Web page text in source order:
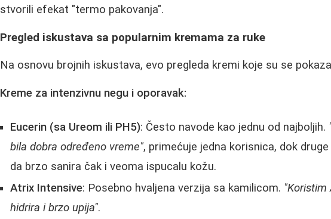
stvorili efekat "termo pakovanja".
Pregled iskustava sa popularnim kremama za ruke
Na osnovu brojnih iskustava, evo pregleda kremi koje su se
Kreme za intenzivnu negu i oporavak:
Eucerin (sa Ureom ili PH5): Često navode kao jednu od najboljih.
bila dobra određeno vreme", primećuje jedna korisnica, dok
da brzo sanira čak i veoma ispucalu kožu.
Atrix Intensive: Posebno hvaljena verzija sa kamilicom. "Koristim
hidrira i brzo upija".